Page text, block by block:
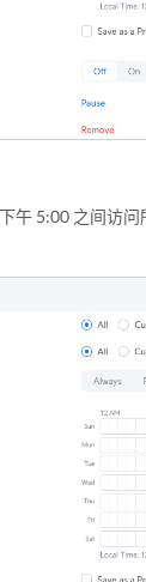
午 5:00 之间访